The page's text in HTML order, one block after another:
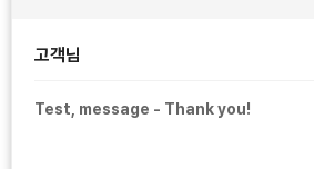
고객님
Test, message - Thank you!